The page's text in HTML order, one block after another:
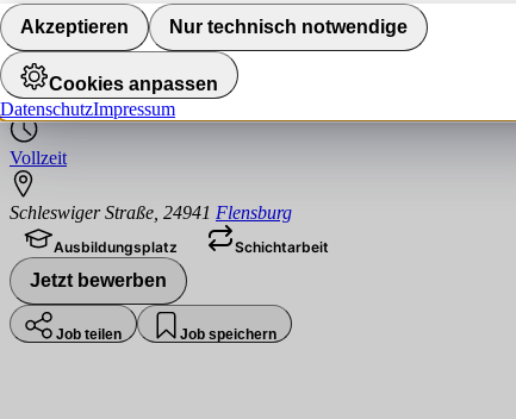
Ausbildung - Kaufmann / Kauffrau im
OBI
Vollzeit
Schleswiger Straße 24941 Flensburg
Ausbildungsplatz Schichtarbeit
Jetzt bewerben
Job teilen Job speichern
Akzeptieren Nur technisch notwendige
Cookies anpassen
DatenschutzImpressum